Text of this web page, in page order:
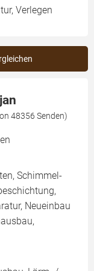
Verlegen
48356 Senden)
Schimmel-
Neueinbau